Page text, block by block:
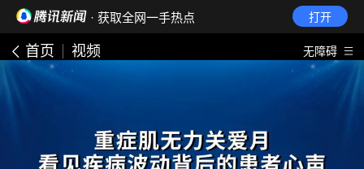
· 获取全网一手热点 打开
首页 视频 无障碍